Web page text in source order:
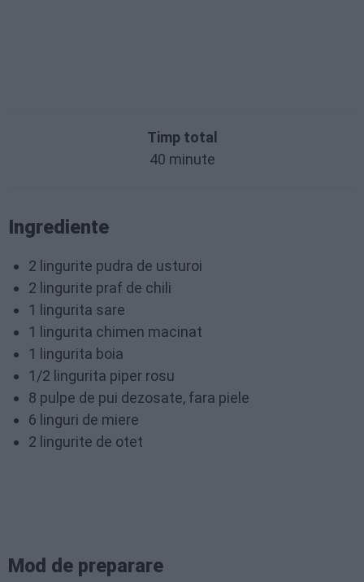
Timp total
40 minute
Ingrediente
2 lingurite pudra de usturoi
2 lingurite praf de chili
1 lingurita sare
1 lingurita chimen macinat
1 lingurita boia
1/2 lingurita piper rosu
8 pulpe de pui dezosate, fara piele
6 linguri de miere
2 lingurite de otet
Mod de preparare